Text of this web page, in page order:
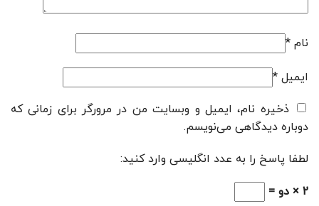
نام *
ایمیل *
ذخیره نام، ایمیل و وبسایت من در مرورگر برای زمانی که
دوباره دیدگاهی می‌نویسم.
لطفا پاسخ را به عدد انگلیسی وارد کنید:
2 × دو =